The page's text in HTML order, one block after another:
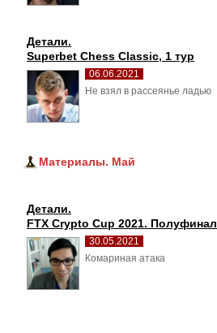
Детали.
Superbet Chess Classic, 1 тур
06.06.2021
Не взял в рассеянье ладью
Материалы. Май
Детали.
FTX Crypto Cup 2021. Полуфинал
30.05.2021
Комариная атака